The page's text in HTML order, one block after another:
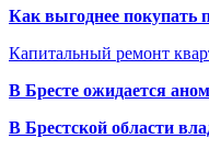
Как выгоднее покупать
Капитальный ремонт
В Бресте ожидается
В Брестской области